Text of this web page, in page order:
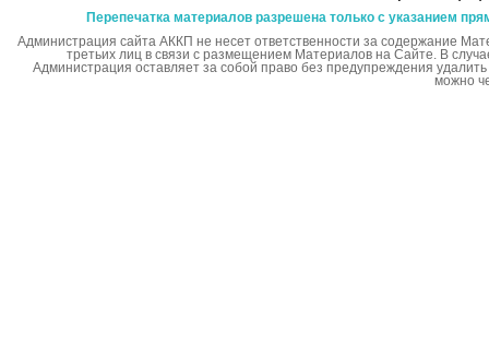
Перепечатка материалов разрешена только с указанием
Администрация сайта АККП не несет ответственности за содержание
третьих лиц в связи с размещением Материалов на Сайте. В
Администрация оставляет за собой право без предупреждения
можно